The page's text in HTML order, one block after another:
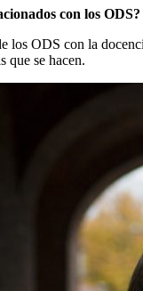
con los ODS?
los ODS con la
que se hacen.